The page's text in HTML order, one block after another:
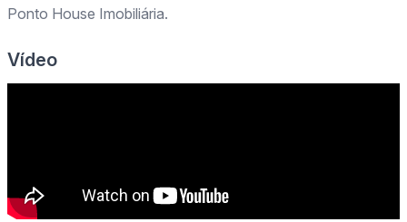
Ponto House Imobiliária.
Vídeo